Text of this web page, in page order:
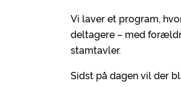
Vi laver et program,
deltagere – med
stamtavler.
Sidst på dagen vil der